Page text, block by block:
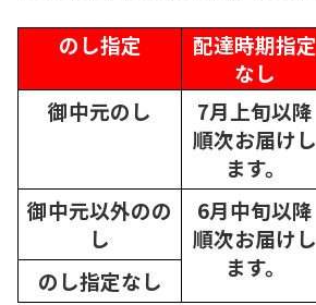
のし指定
配達時期指定
なし
御中元のし
7月上旬以降
順次お届けし
ます。
御中元以外のの
し
6月中旬以降
順次お届けし
ます。
のし指定なし